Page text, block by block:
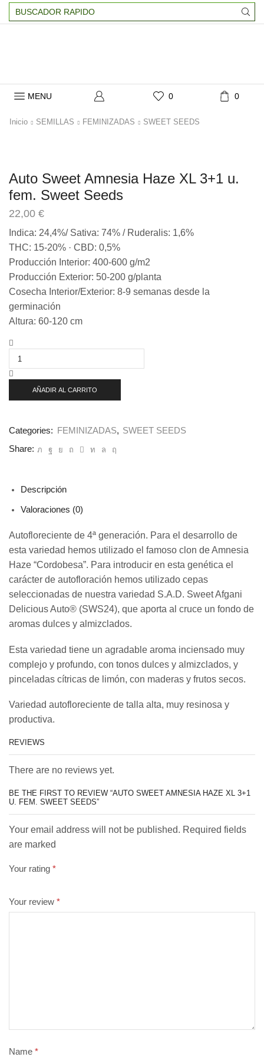
MENU 0 0
Inicio SEMILLAS FEMINIZADAS SWEET SEEDS
Auto Sweet Amnesia Haze XL 3+1 u.
fem. Sweet Seeds
22,00 €
Indica: 24,4%/ Sativa: 74% / Ruderalis: 1,6%
THC: 15-20% · CBD: 0,5%
Producción Interior: 400-600 g/m2
Producción Exterior: 50-200 g/planta
Cosecha Interior/Exterior: 8-9 semanas desde la
germinación
Altura: 60-120 cm
Amnesia
Sweet
Seeds
cantidad
AÑADIR AL CARRITO
Categories: FEMINIZADAS, SWEET SEEDS
Share:
Descripción
Valoraciones (0)
Autofloreciente de 4ª generación. Para el desarrollo de
esta variedad hemos utilizado el famoso clon de Amnesia
Haze “Cordobesa”. Para introducir en esta genética el
carácter de autofloración hemos utilizado cepas
seleccionadas de nuestra variedad S.A.D. Sweet Afgani
Delicious Auto® (SWS24), que aporta al cruce un fondo de
aromas dulces y almizclados.
Esta variedad tiene un agradable aroma inciensado muy
complejo y profundo, con tonos dulces y almizclados, y
pinceladas cítricas de limón, con maderas y frutos secos.
Variedad autofloreciente de talla alta, muy resinosa y
productiva.
REVIEWS
There are no reviews yet.
BE THE FIRST TO REVIEW “AUTO SWEET AMNESIA HAZE XL 3+1
U. FEM. SWEET SEEDS”
Your email address will not be published. Required fields
are marked
Your rating *
Your review *
Name *